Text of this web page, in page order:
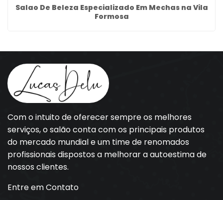
Salao De Beleza Especializado Em Mechas na Vila
Formosa
Com o intuito de oferecer sempre os melhores
serviços, o salão conta com os principais produtos
do mercado mundial e um time de renomados
profissionais dispostos a melhorar a autoestima de
nossos clientes.
Entre em Contato